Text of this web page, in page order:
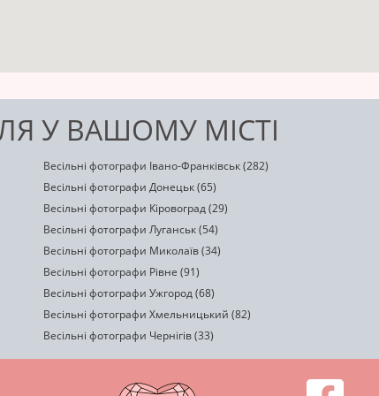
У ВАШОМУ МІСТІ
Весільні фотографи Івано-Франківськ (282)
Весільні фотографи Донецьк (65)
Весільні фотографи Кіровоград (29)
Весільні фотографи Луганськ (54)
Весільні фотографи Миколаїв (34)
Весільні фотографи Рівне (91)
Весільні фотографи Ужгород (68)
Весільні фотографи Хмельницький (82)
Весільні фотографи Чернігів (33)